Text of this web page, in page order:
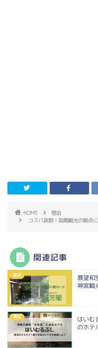
HOME
宿泊
コスパ抜群！函館観光の拠点
関連記事
宿泊
展望和
神宮観
宿泊
はいむ
のホテ